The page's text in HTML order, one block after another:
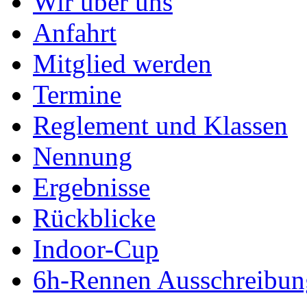
Anfahrt
Mitglied werden
Termine
Reglement und Klassen
Nennung
Ergebnisse
Rückblicke
Indoor-Cup
6h-Rennen